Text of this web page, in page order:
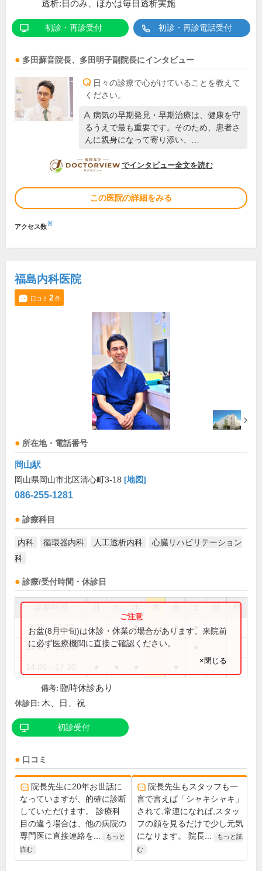
透析:日のみ、ほかは毎日透析実施
初診・再診受付 初診・再診電話受付
多田蘇音院長、 多田明子副院長にインタビュー
日々の診療で心がけていることを教えて
ください。
病気の早期発見・早期治療は、健康を守
るうえで最も重要です。そのため、患者さ
んに親身になって寄り添い、…
DOCTORVIEW
でインタビュー全文を読む
この医院の詳細をみる
アクセス数※
福島内科医院
口コミ 2件
所在地・電話番号
岡山駅
岡山県岡山市北区清心町3-18 [地図]
086-255-1281
診療科目
内科 循環器内科 人工透析内科
心臓リハビリテーション
科
診療/受付時間・休診日
祝
9:30～12:30 ● ● ● ●
14:00～15:30
お盆(8月中旬)は休診・休業の場合があります。来院前
に必ず医療機関に直接ご確認ください。
×閉じる
備考: 臨時休診あり
休診日: 木、日、祝
初診受付
口コミ
院長先生に20年お世話に
なっていますが、的確に診断
していただけます。 診療科
目の違う場合は、他の病院の
専門医に直接連絡を...
もっと
読む
院長先生もスタッフも一
言で言えば「シャキシャキ」
されて,常連になれば,スタッ
フの顔を見るだけで少し元気
になります。 院長...
もっと読
む